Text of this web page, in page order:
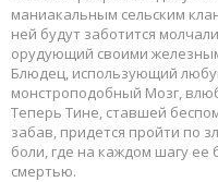
маниакальным сельским
ней будут заботится
орудующий своими
Блюдец, использующий
монстроподобный Мозг,
Теперь Тине, ставшей
забав, придется пройти по
боли, где на каждом шагу
смертью.